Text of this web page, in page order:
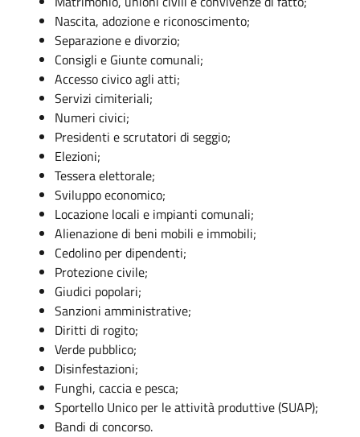
Nascita, adozione e riconoscimento;
Separazione e divorzio;
Consigli e Giunte comunali;
Accesso civico agli atti;
Servizi cimiteriali;
Numeri civici;
Presidenti e scrutatori di seggio;
Elezioni;
Tessera elettorale;
Sviluppo economico;
Locazione locali e impianti comunali;
Alienazione di beni mobili e immobili;
Cedolino per dipendenti;
Protezione civile;
Giudici popolari;
Sanzioni amministrative;
Diritti di rogito;
Verde pubblico;
Disinfestazioni;
Funghi, caccia e pesca;
Sportello Unico per le attività produttive (SUAP);
Bandi di concorso.